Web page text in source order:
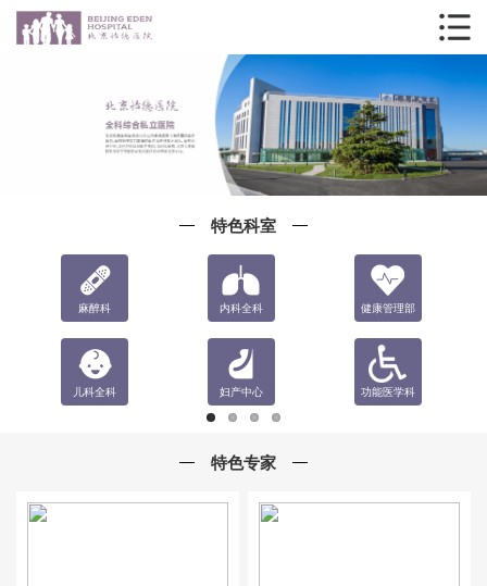
特色科室
麻醉科 内科全科 健康管理部
儿科全科 妇产中心 功能医学科
特色专家